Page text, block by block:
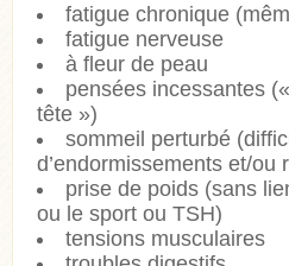
fatigue chronique
fatigue nerveuse
à fleur de peau
pensées incessantes
tête »)
sommeil perturbé
d’endormissements et/ou
prise de poids (sans
ou le sport ou TSH)
tensions musculaires